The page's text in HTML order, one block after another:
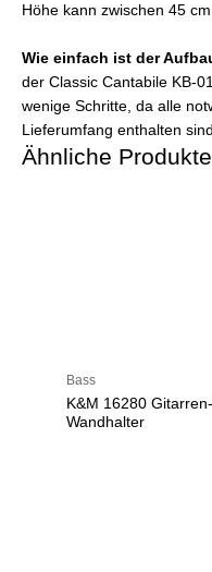
Höhe kann zwischen 45
Wie einfach ist der
der Classic Cantabile KB-
wenige Schritte, da alle
Lieferumfang enthalten sind.
Ähnliche Produkte
Bass
K&M 16280 Gitarren-
Wandhalter